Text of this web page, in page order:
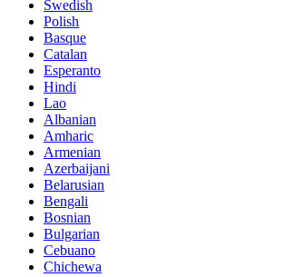
Swedish
Polish
Basque
Catalan
Esperanto
Hindi
Lao
Albanian
Amharic
Armenian
Azerbaijani
Belarusian
Bengali
Bosnian
Bulgarian
Cebuano
Chichewa